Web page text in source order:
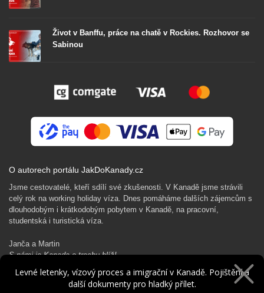
Život v Banffu, práce na chatě v Rockies. Rozhovor se
Sabinou
O autorech portálu JakDoKanady.cz
Jsme cestovatelé, kteří sdílí své zkušenosti. V Kanadě jsme strávili
celý rok na working holiday víza. Dnes pomáháme dalších zájemcům s
dlouhodobým i krátkodobým pobytem v Kanadě, na pracovní,
studentská i turistická víza.
Janča a Martin
S námi je Kanada o trochu blíž!
Rádi Ti pomůžeme s kanadským dobrodružstvím…
Levné letenky, vízový proces a imigrační v Kanadě. Pojištění a
další dokumenty pro hladký přílet.